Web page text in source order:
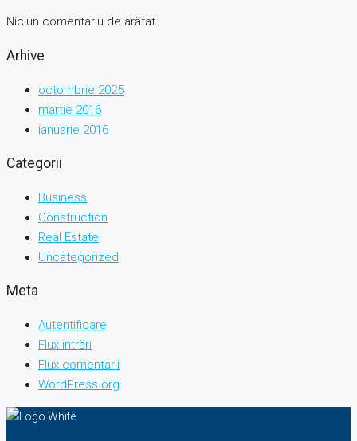
Niciun comentariu de arătat.
Arhive
octombrie 2025
martie 2016
ianuarie 2016
Categorii
Business
Construction
Real Estate
Uncategorized
Meta
Autentificare
Flux intrări
Flux comentarii
WordPress.org